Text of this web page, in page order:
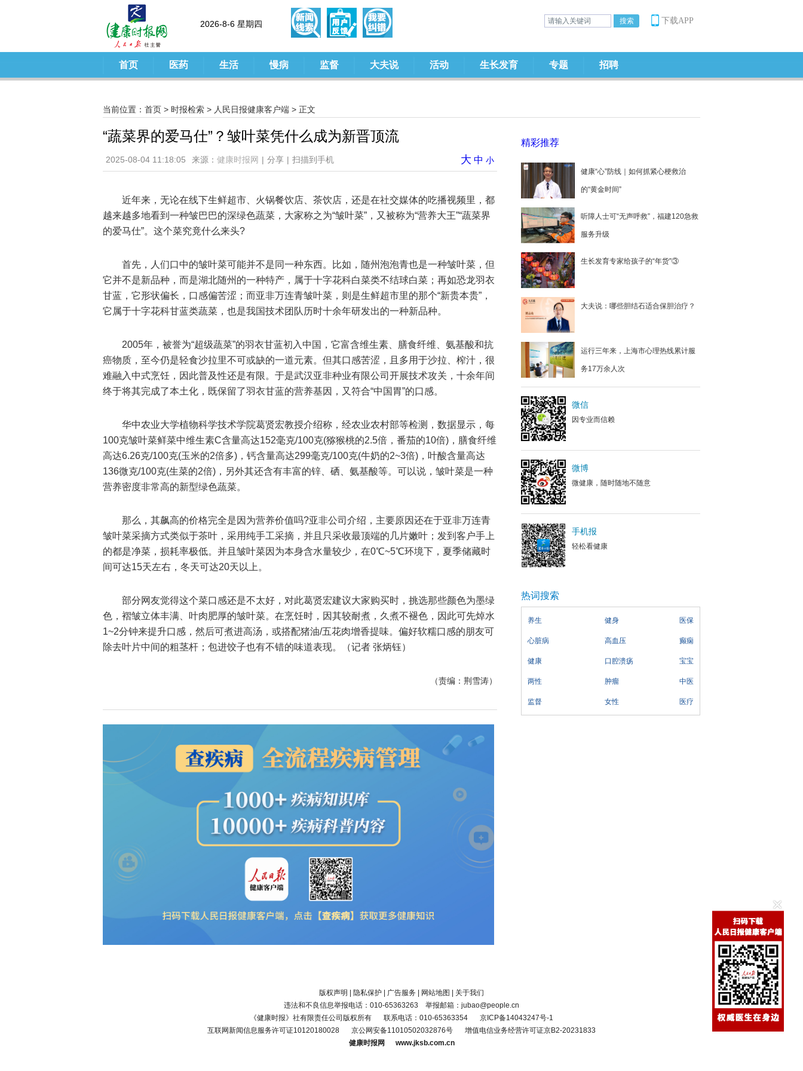
2026-8-6 星期四 下载APP
首页 医药 生活 慢病 监督 大夫说 活动 生长发育 专题 招聘
当前位置： 首页 > 时报检索 > 人民日报健康客户端 > 正文
“蔬菜界的爱马仕”？皱叶菜凭什么成为新晋顶流
2025-08-04 11:18:05 来源： 健康时报网 | 分享 | 扫描到手机 大 中 小
近年来，无论在线下生鲜超市、火锅餐饮店、茶饮店，还是在社交媒体的吃播视频里，都
越来越多地看到一种皱巴巴的深绿色蔬菜，大家称之为“皱叶菜”，又被称为“营养大王”“蔬菜界
的爱马仕”。这个菜究竟什么来头?
首先，人们口中的皱叶菜可能并不是同一种东西。比如，随州泡泡青也是一种皱叶菜，但
它并不是新品种，而是湖北随州的一种特产，属于十字花科白菜类不结球白菜；再如恐龙羽衣
甘蓝，它形状偏长，口感偏苦涩；而亚非万连青皱叶菜，则是生鲜超市里的那个“新贵本贵”，
它属于十字花科甘蓝类蔬菜，也是我国技术团队历时十余年研发出的一种新品种。
2005年，被誉为“超级蔬菜”的羽衣甘蓝初入中国，它富含维生素、膳食纤维、氨基酸和抗
癌物质，至今仍是轻食沙拉里不可或缺的一道元素。但其口感苦涩，且多用于沙拉、榨汁，很
难融入中式烹饪，因此普及性还是有限。于是武汉亚非种业有限公司开展技术攻关，十余年间
终于将其完成了本土化，既保留了羽衣甘蓝的营养基因，又符合“中国胃”的口感。
华中农业大学植物科学技术学院葛贤宏教授介绍称，经农业农村部等检测，数据显示，每
100克皱叶菜鲜菜中维生素C含量高达152毫克/100克(猕猴桃的2.5倍，番茄的10倍)，膳食纤维
高达6.26克/100克(玉米的2倍多)，钙含量高达299毫克/100克(牛奶的2~3倍)，叶酸含量高达
136微克/100克(生菜的2倍)，另外其还含有丰富的锌、硒、氨基酸等。可以说，皱叶菜是一种
营养密度非常高的新型绿色蔬菜。
那么，其飙高的价格完全是因为营养价值吗?亚非公司介绍，主要原因还在于亚非万连青
皱叶菜采摘方式类似于茶叶，采用纯手工采摘，并且只采收最顶端的几片嫩叶；发到客户手上
的都是净菜，损耗率极低。并且皱叶菜因为本身含水量较少，在0℃~5℃环境下，夏季储藏时
间可达15天左右，冬天可达20天以上。
部分网友觉得这个菜口感还是不太好，对此葛贤宏建议大家购买时，挑选那些颜色为墨绿
色，褶皱立体丰满、叶肉肥厚的皱叶菜。在烹饪时，因其较耐煮，久煮不褪色，因此可先焯水
1~2分钟来提升口感，然后可煮进高汤，或搭配猪油/五花肉增香提味。偏好软糯口感的朋友可
除去叶片中间的粗茎杆；包进饺子也有不错的味道表现。（记者 张炳钰）
（责编：荆雪涛）
精彩推荐
健康“心”防线｜如何抓紧心梗救治
的“黄金时间”
听障人士可“无声呼救”，福建120急救
服务升级
生长发育专家给孩子的“年货”③
大夫说：哪些胆结石适合保胆治疗？
运行三年来，上海市心理热线累计服
务17万余人次
微信
因专业而信赖
微博
微健康，随时随地不随意
手机报
轻松看健康
热词搜索
养生 健身 医保
心脏病 高血压 癫痫
健康 口腔溃疡 宝宝
两性 肿瘤 中医
监督 女性 医疗
版权声明 | 隐私保护 | 广告服务 | 网站地图 | 关于我们
违法和不良信息举报电话：010-65363263 举报邮箱：jubao@people.cn
《健康时报》社有限责任公司版权所有
联系电话：010-65363354
京ICP备14043247号-1
互联网新闻信息服务许可证10120180028
京公网安备11010502032876号
增值电信业务经营许可证京B2-20231833
健康时报网 www.jksb.com.cn